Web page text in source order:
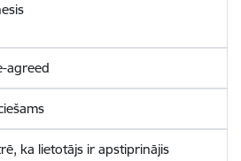
agreed
ka lietotājs ir apstiprinājis